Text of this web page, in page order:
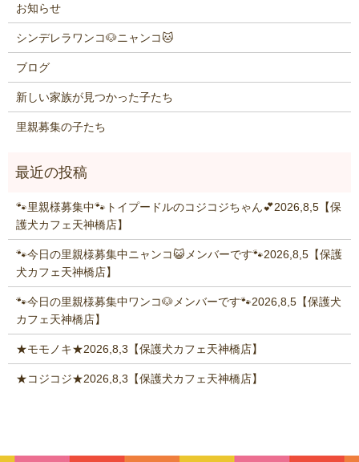
お知らせ
シンデレラワンコ🐶ニャンコ🐱
ブログ
新しい家族が見つかった子たち
里親募集の子たち
🐾里親様募集中🐾トイプードルのコジコジちゃん💕2026,8,5【保
護犬カフェ天神橋店】
🐾今日の里親様募集中ニャンコ😺メンバーです🐾2026,8,5【保護
犬カフェ天神橋店】
🐾今日の里親様募集中ワンコ🐶メンバーです🐾2026,8,5【保護犬
カフェ天神橋店】
★モモノキ★2026,8,3【保護犬カフェ天神橋店】
★コジコジ★2026,8,3【保護犬カフェ天神橋店】